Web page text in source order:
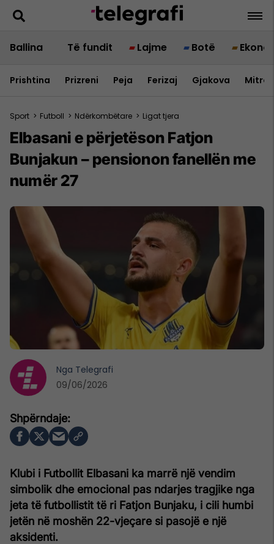
Ballina Të fundit Lajme Botë
Prishtina Prizreni Peja Ferizaj Gjakova
Sport > Futboll > Ndërkombëtare > Ligat tjera
Elbasani e përjetëson Fatjon
Bunjakun – pensionon fanellën me
numër 27
Klubi i Futbollit Elbasani ka marrë një vendim
simbolik dhe emocional pas ndarjes tragjike nga
jeta të futbollistit të ri Fatjon Bunjaku, i cili humbi
jetën në moshën 22-vjeçare si pasojë e një
aksidenti.
Nga Telegrafi
09/06/2026